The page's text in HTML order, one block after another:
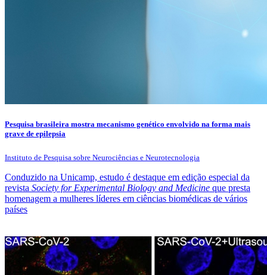
Pesquisa brasileira mostra mecanismo genético envolvido na forma mais
grave de epilepsia
Instituto de Pesquisa sobre Neurociências e Neurotecnologia
Conduzido na Unicamp, estudo é destaque em edição especial da
revista Society for Experimental Biology and Medicine que presta
homenagem a mulheres líderes em ciências biomédicas de vários
países